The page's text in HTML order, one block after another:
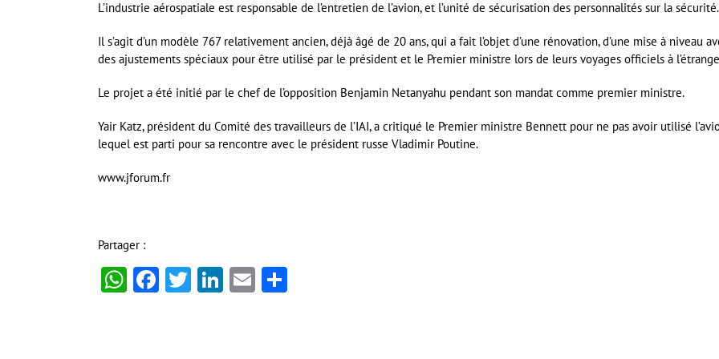
L’industrie aérospatiale est responsable de l’entretien de l’avion, et l’unité de sécurisation des personnalités sur la sécurité.
Il s’agit d’un modèle 767 relativement ancien, déjà âgé de 20 ans, qui a fait l’objet d’une rénovation, d’une mise à niveau
des ajustements spéciaux pour être utilisé par le président et le Premier ministre lors de leurs voyages officiels à
Le projet a été initié par le chef de l’opposition Benjamin Netanyahu pendant son mandat comme premier ministre.
Yair Katz, président du Comité des travailleurs de l’IAI, a critiqué le Premier ministre Bennett pour ne pas avoir utilisé
lequel est parti pour sa rencontre avec le président russe Vladimir Poutine.
www.jforum.fr
Partager :
WhatsApp
Facebook
Twitter
LinkedIn
Email